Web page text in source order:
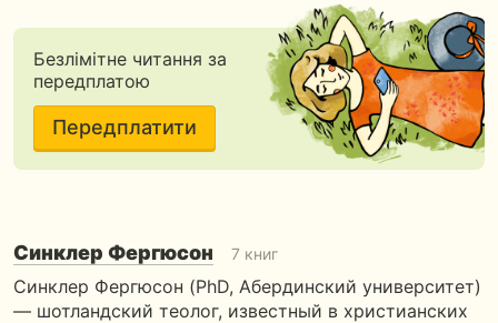
Безлімітне читання за
передплатою
Передплатити
Синклер Фергюсон 7 книг
Синклер Фергюсон (PhD, Абердинский университет)
— шотландский теолог, известный в христианских